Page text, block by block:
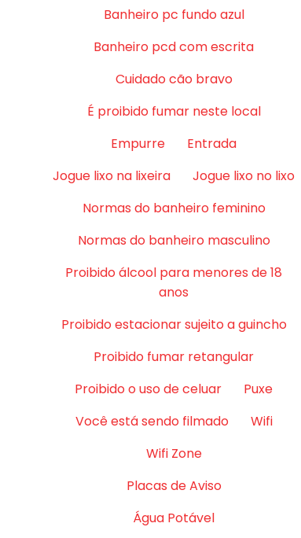
Banheiro pc fundo azul
Banheiro pcd com escrita
Cuidado cão bravo
É proibido fumar neste local
Empurre
Entrada
Jogue lixo na lixeira
Jogue lixo no lixo
Normas do banheiro feminino
Normas do banheiro masculino
Proibido álcool para menores de 18
anos
Proibido estacionar sujeito a guincho
Proibido fumar retangular
Proibido o uso de celuar
Puxe
Você está sendo filmado
Wifi
Wifi Zone
Placas de Aviso
Água Potável